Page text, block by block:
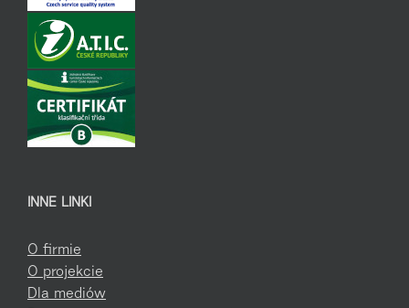
INNE LINKI
O firmie
O projekcie
Dla mediów